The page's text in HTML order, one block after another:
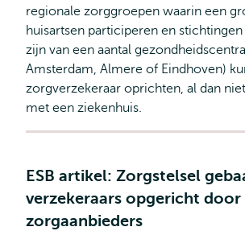
regionale zorggroepen waarin een
huisartsen participeren en
zijn van een aantal
Amsterdam, Almere of Eindhoven)
zorgverzekeraar oprichten, al dan
met een ziekenhuis.
ESB artikel: Zorgstelsel
verzekeraars opgericht door
zorgaanbieders